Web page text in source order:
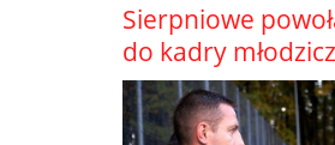
Sierpniowe
do kadry